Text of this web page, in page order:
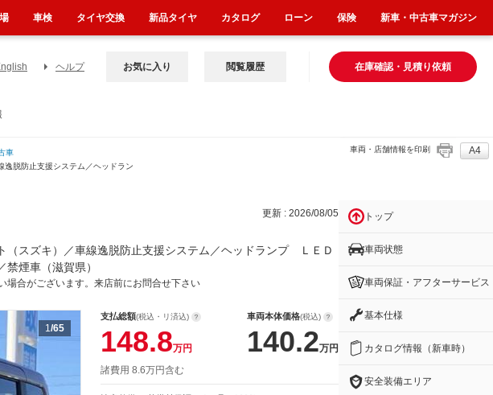
ヘルプ 在庫確認・見積り依頼
お気に入り 閲覧履歴
車
脱防止支援システム／ヘッドラン
車両・店舗情報を印刷 A4
更新 : 2026/08/05
スズキ）／車線逸脱防止支援システム／ヘッドランプ ＬＥＤ
煙車（滋賀県）
合がございます。来店前にお問合せ下さい
1/65
支払総額(税込・リ済込)
148.8万円
車両本体価格(税込)
140.2万円
諸費用 8.6万円含む
トップ
車両状態
車両保証・アフターサービス
基本仕様
カタログ情報（新車時）
安全装備エリア
車検 タイヤ交換 新品タイヤ カタログ ローン 保険 新車・中古車マガジン